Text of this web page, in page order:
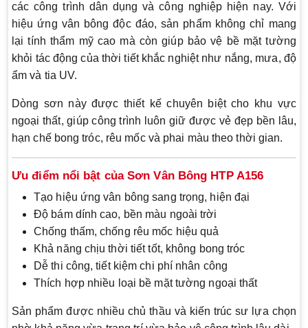
các công trình dân dụng và công nghiệp hiện nay. Với
hiệu ứng vân bông độc đáo, sản phẩm không chỉ mang
lại tính thẩm mỹ cao mà còn giúp bảo vệ bề mặt tường
khỏi tác động của thời tiết khắc nghiệt như nắng, mưa, độ
ẩm và tia UV.
Dòng sơn này được thiết kế chuyên biệt cho khu vực
ngoại thất, giúp công trình luôn giữ được vẻ đẹp bền lâu,
hạn chế bong tróc, rêu mốc và phai màu theo thời gian.
Ưu điểm nổi bật của Sơn Vân Bông HTP A156
Tạo hiệu ứng vân bông sang trọng, hiện đại
Độ bám dính cao, bền màu ngoài trời
Chống thấm, chống rêu mốc hiệu quả
Khả năng chịu thời tiết tốt, không bong tróc
Dễ thi công, tiết kiệm chi phí nhân công
Thích hợp nhiều loại bề mặt tường ngoại thất
Sản phẩm được nhiều chủ thầu và kiến trúc sư lựa chọn